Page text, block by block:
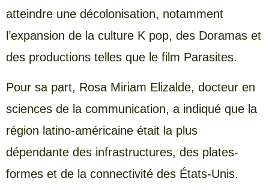
atteindre une décolonisation, notamment
l’expansion de la culture K pop, des Doramas et
des productions telles que le film Parasites.
Pour sa part, Rosa Miriam Elizalde, docteur en
sciences de la communication, a indiqué que la
région latino-américaine était la plus
dépendante des infrastructures, des plates-
formes et de la connectivité des États-Unis.